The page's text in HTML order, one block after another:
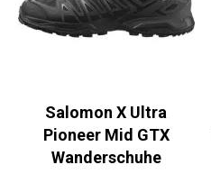
Salomon X Ultra
Pioneer Mid GTX